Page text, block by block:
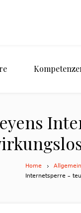
Home Allgemein
Internetsperre –